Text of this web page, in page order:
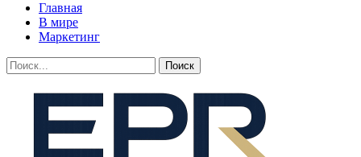
Главная
В мире
Маркетинг